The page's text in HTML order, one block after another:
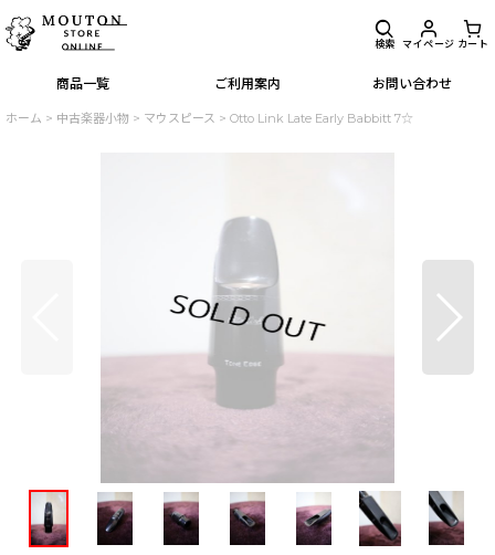
商品一覧 ご利用案内 お問い合わせ
検索 マイページ カート
ホーム > 中古楽器小物 > マウスピース > Otto Link Late Early Babbitt 7☆